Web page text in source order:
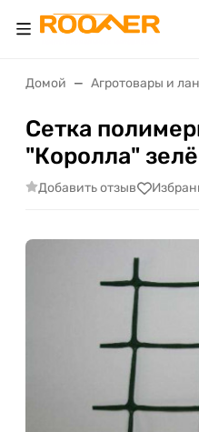
Домой Агротовары и
Сетка
"Королла"
Добавить отзыв